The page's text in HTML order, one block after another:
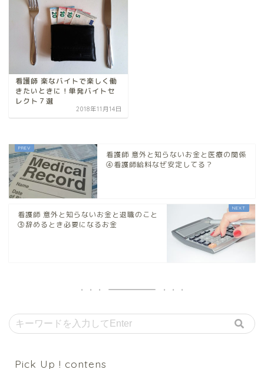
看護師 楽なバイトで楽しく働
きたいときに！単発バイトセ
レクト７選
2018年11月14日
看護師 意外と知らないお金と医療の関係
④看護師給料なぜ安定してる？
看護師 意外と知らないお金と退職のこと
③辞めるとき必要になるお金
Pick Up ! contens